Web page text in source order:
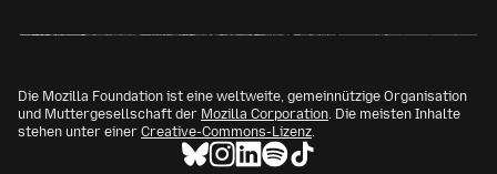
Die Mozilla Foundation ist eine weltweite, gemeinnützige Organisation
und Muttergesellschaft der Mozilla Corporation. Die meisten Inhalte
stehen unter einer Creative-Commons-Lizenz.